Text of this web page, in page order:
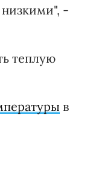
-
теплую
в